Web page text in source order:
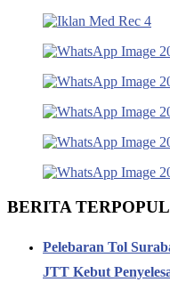
BERITA
Pelebaran Tol
JTT Kebut